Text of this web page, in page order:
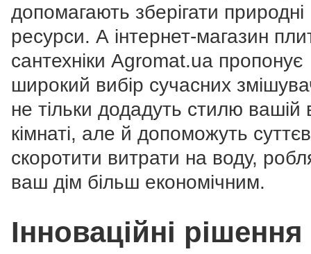
допомагають зберігати природні
ресурси. А інтернет-магазин
сантехніки Agromat.ua пропонує
широкий вибір сучасних
не тільки додадуть стилю вашій
кімнаті, але й допоможуть
скоротити витрати на воду,
ваш дім більш економічним.
Інноваційні